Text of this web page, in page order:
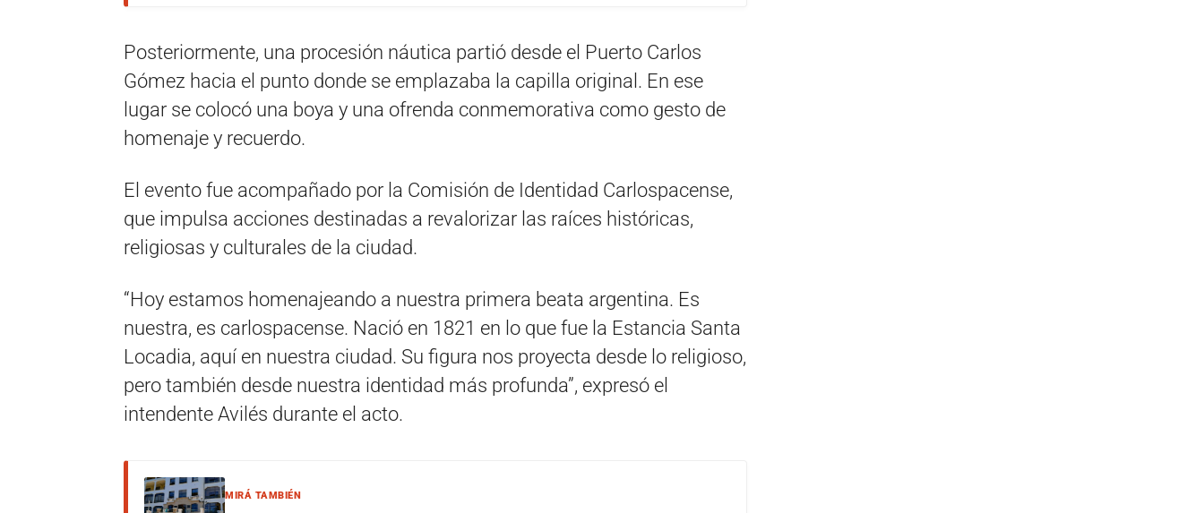
Posteriormente, una procesión náutica partió desde el Puerto Carlos
Gómez hacia el punto donde se emplazaba la capilla original. En ese
lugar se colocó una boya y una ofrenda conmemorativa como gesto de
homenaje y recuerdo.
El evento fue acompañado por la Comisión de Identidad Carlospacense,
que impulsa acciones destinadas a revalorizar las raíces históricas,
religiosas y culturales de la ciudad.
“Hoy estamos homenajeando a nuestra primera beata argentina. Es
nuestra, es carlospacense. Nació en 1821 en lo que fue la Estancia Santa
Locadia, aquí en nuestra ciudad. Su figura nos proyecta desde lo religioso,
pero también desde nuestra identidad más profunda”, expresó el
intendente Avilés durante el acto.
MIRÁ TAMBIÉN